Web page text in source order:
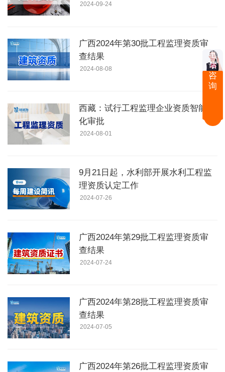
2024-09-24
广西2024年第30批工程监理资质审
查结果
2024-08-08
西藏：试行工程监理企业资质智能
化审批
2024-08-01
9月21日起，水利部开展水利工程监
理资质认定工作
2024-07-26
广西2024年第29批工程监理资质审
查结果
2024-07-24
广西2024年第28批工程监理资质审
查结果
2024-07-05
广西2024年第26批工程监理资质审
电
话
咨
询